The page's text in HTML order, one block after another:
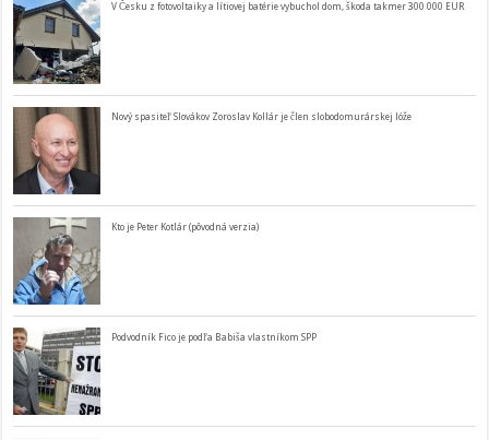
V Česku z fotovoltaiky a lítiovej batérie vybuchol dom, škoda takmer 300 000 EUR
Nový spasiteľ Slovákov Zoroslav Kollár je člen slobodomurárskej lóže
Kto je Peter Kotlár (pôvodná verzia)
Podvodník Fico je podľa Babiša vlastníkom SPP